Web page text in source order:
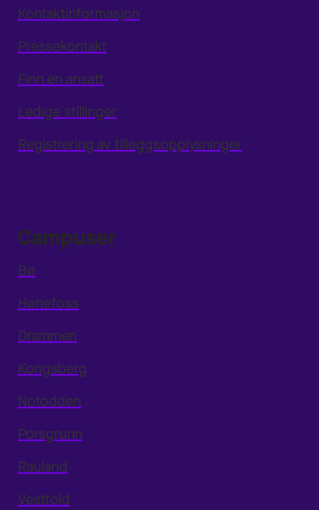
Kontaktinformasjon
Pressekontakt
Finn en ansatt
Ledige stillinger
Registrering av tilleggsopplysninger
Campuser
Bø
Hønefoss
Drammen
Kongsberg
Notodden
Porsgrunn
Rauland
Vestfold